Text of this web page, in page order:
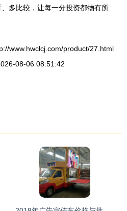
多比较，让每一分投资都物有所
www.hwclcj.com/product/27.html
08-06 08:51:42